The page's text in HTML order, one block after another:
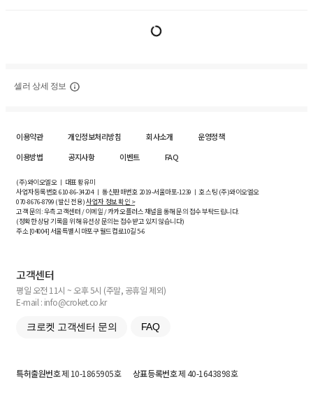
셀러 상세 정보
이용약관 개인정보처리방침 회사소개
운영정책
이용방법
공지사항 이벤트 FAQ
(주)와이오엘오 ㅣ 대표 황유미
사업자등록번호610-86-34204ㅣ 통신판매번호 2019-서울마포-1239 ㅣ 호스팅 (주)와이오엘오
070-8676-8799 (발신 전용)사업자 정보 확인 >
고객 문의: 우측 고객센터 / 이메일 / 카카오플러스 채널을 통해 문의 접수 부탁드립니다.
(정확한 상담 기록을 위해 유선상 문의는 접수받고 있지 않습니다)
주소 [04004] 서울특별시 마포구 월드컵로10길5-6
고객센터
평일 오전 11시 ~ 오후 5시 (주말, 공휴일 제외)
E-mail : info@croket.co.kr
크로켓 고객센터 문의 FAQ
특허출원번호제 10-1865905호 상표등록번호제 40-1643898호